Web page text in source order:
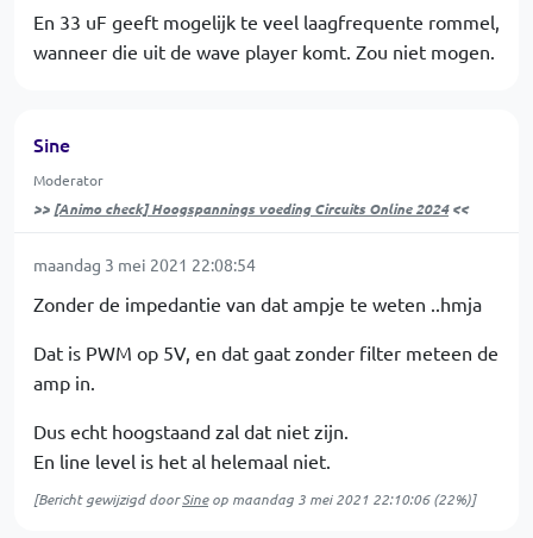
En 33 uF geeft mogelijk te veel laagfrequente rommel,
wanneer die uit de wave player komt. Zou niet mogen.
Sine
Moderator
>> [Animo check] Hoogspannings voeding Circuits Online 2024<<
maandag 3 mei 2021 22:08:54
Zonder de impedantie van dat ampje te weten ..hmja
Dat is PWM op 5V, en dat gaat zonder filter meteen de
amp in.
Dus echt hoogstaand zal dat niet zijn.
En line level is het al helemaal niet.
[Bericht gewijzigd doorSineop maandag 3 mei 2021 22:10:06(22%)]